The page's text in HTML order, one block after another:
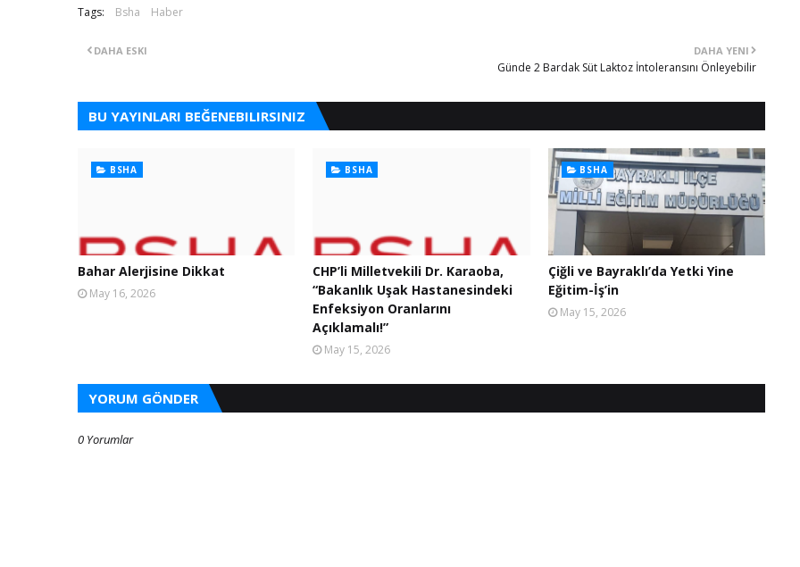
Tags: Bsha Haber
DAHA YENI
Günde 2 Bardak Süt Laktoz İntoleransını Önleyebilir
DAHA ESKI
BU YAYINLARI BEĞENEBILIRSINIZ
BSHA
Bahar Alerjisine Dikkat
May 16, 2026
BSHA
CHP’li Milletvekili Dr. Karaoba,
“Bakanlık Uşak Hastanesindeki
Enfeksiyon Oranlarını
Açıklamalı!”
May 15, 2026
BSHA
Çiğli ve Bayraklı’da Yetki Yine
Eğitim-İş’in
May 15, 2026
YORUM GÖNDER
0 Yorumlar